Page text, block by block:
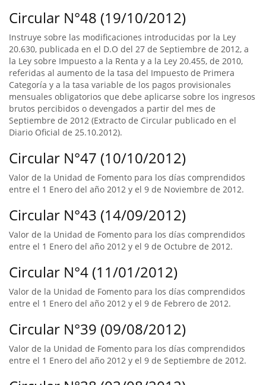
Circular N°48 (19/10/2012)
Instruye sobre las modificaciones introducidas por la Ley
20.630, publicada en el D.O del 27 de Septiembre de 2012, a
la Ley sobre Impuesto a la Renta y a la Ley 20.455, de 2010,
referidas al aumento de la tasa del Impuesto de Primera
Categoría y a la tasa variable de los pagos provisionales
mensuales obligatorios que debe aplicarse sobre los ingresos
brutos percibidos o devengados a partir del mes de
Septiembre de 2012 (Extracto de Circular publicado en el
Diario Oficial de 25.10.2012).
Circular N°47 (10/10/2012)
Valor de la Unidad de Fomento para los días comprendidos
entre el 1 Enero del año 2012 y el 9 de Noviembre de 2012.
Circular N°43 (14/09/2012)
Valor de la Unidad de Fomento para los días comprendidos
entre el 1 Enero del año 2012 y el 9 de Octubre de 2012.
Circular N°4 (11/01/2012)
Valor de la Unidad de Fomento para los días comprendidos
entre el 1 Enero del año 2012 y el 9 de Febrero de 2012.
Circular N°39 (09/08/2012)
Valor de la Unidad de Fomento para los días comprendidos
entre el 1 Enero del año 2012 y el 9 de Septiembre de 2012.